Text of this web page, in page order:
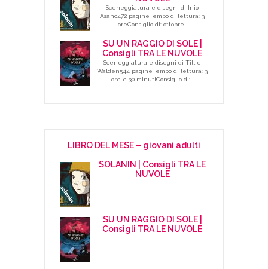
Sceneggiatura e disegni di Inio
Asano472 pagineTempo di lettura: 3
oreConsiglio di: ottobre…
SU UN RAGGIO DI SOLE |
Consigli TRA LE NUVOLE
Sceneggiatura e disegni di Tillie
Walden544 pagineTempo di lettura: 3
ore e 30 minutiConsiglio di:…
LIBRO DEL MESE – giovani adulti
SOLANIN | Consigli TRA LE
NUVOLE
SU UN RAGGIO DI SOLE |
Consigli TRA LE NUVOLE